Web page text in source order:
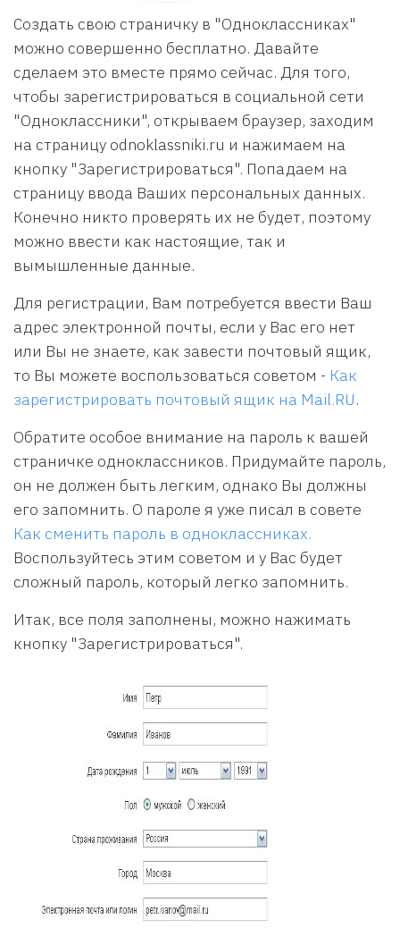
Создать свою страничку в "Одноклассниках"
можно совершенно бесплатно. Давайте
сделаем это вместе прямо сейчас. Для того,
чтобы зарегистрироваться в социальной сети
"Одноклассники", открываем браузер, заходим
на страницу odnoklassniki.ru и нажимаем на
кнопку "Зарегистрироваться". Попадаем на
страницу ввода Ваших персональных данных.
Конечно никто проверять их не будет, поэтому
можно ввести как настоящие, так и
вымышленные данные.
Для регистрации, Вам потребуется ввести Ваш
адрес электронной почты, если у Вас его нет
или Вы не знаете, как завести почтовый ящик,
то Вы можете воспользоваться советом - Как
зарегистрировать почтовый ящик на Mail.RU.
Обратите особое внимание на пароль к вашей
страничке одноклассников. Придумайте пароль,
он не должен быть легким, однако Вы должны
его запомнить. О пароле я уже писал в совете
Как сменить пароль в одноклассниках.
Воспользуйтесь этим советом и у Вас будет
сложный пароль, который легко запомнить.
Итак, все поля заполнены, можно нажимать
кнопку "Зарегистрироваться".